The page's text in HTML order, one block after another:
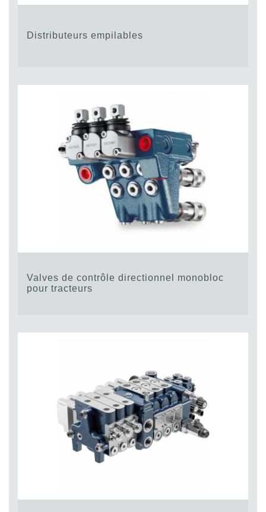
Distributeurs empilables
Valves de contrôle directionnel monobloc
pour tracteurs